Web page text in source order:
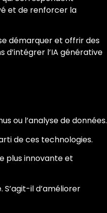
et de renforcer la
démarquer et offrir des
d’intégrer l’IA générative
ou l’analyse de données.
de ces technologies.
plus innovante et
il d’améliorer